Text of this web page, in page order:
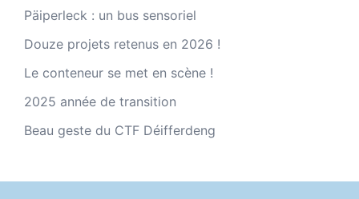
Päiperleck : un bus sensoriel
Douze projets retenus en 2026 !
Le conteneur se met en scène !
2025 année de transition
Beau geste du CTF Déifferdeng